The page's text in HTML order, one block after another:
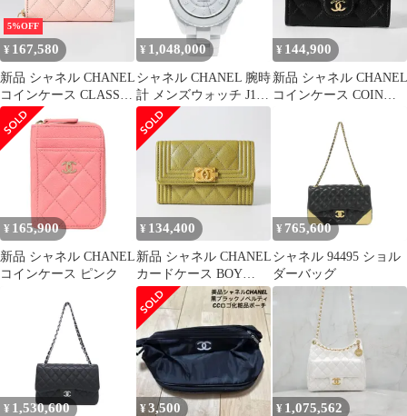
5%OFF
¥ 167,580
新品 シャネル CHANEL
コインケース CLASSIC
ZIP COIN PURSE パス
テルピンク
¥ 1,048,000
シャネル CHANEL 腕時
計 メンズウォッチ J12
ファントム H6186 【お
取り寄せ】
¥ 144,900
新品 シャネル CHANEL
コインケース COIN
¥ 165,900
新品 シャネル CHANEL
コインケース ピンク
¥ 134,400
新品 シャネル CHANEL
カードケース BOY
CHANEL CARD CASE
グリーン
¥ 765,600
シャネル 94495 ショル
ダーバッグ
¥ 1,530,600 ¥3,500 ¥ 1,075,562